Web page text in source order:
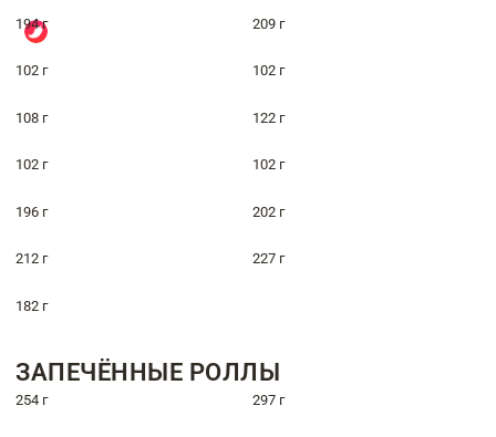
194 г 209 г
102 г 102 г
108 г 122 г
102 г 102 г
196 г 202 г
212 г 227 г
182 г
ЗАПЕЧЁННЫЕ РОЛЛЫ
254 г 297 г